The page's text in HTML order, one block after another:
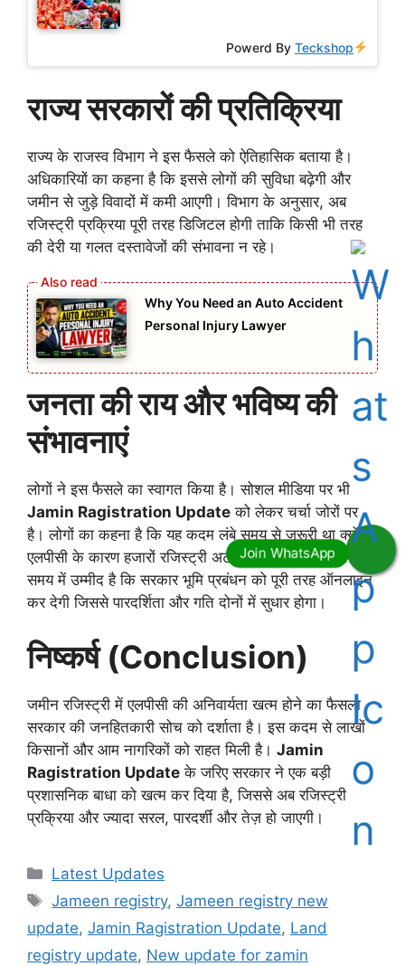
Powerd ByTeckshop
राज्य सरकारों की प्रतिक्रिया
राज्य के राजस्व विभाग ने इस फैसले को ऐतिहासिक बताया है।
अधिकारियों का कहना है कि इससे लोगों की सुविधा बढ़ेगी और
जमीन से जुड़े विवादों में कमी आएगी। विभाग के अनुसार, अब
रजिस्ट्री प्रक्रिया पूरी तरह डिजिटल होगी ताकि किसी भी तरह
की देरी या गलत दस्तावेजों की संभावना न रहे।
Why You Need an Auto Accident
Personal Injury Lawyer
जनता की राय और भविष्य की
संभावनाएं
लोगों ने इस फैसले का स्वागत किया है। सोशल मीडिया पर भी
Jamin Ragistration Update को लेकर चर्चा जोरों पर
है। लोगों का कहना है कि यह कदम लंबे समय से जरूरी था क्योंकि
एलपीसी के कारण हजारों रजिस्ट्री अटकी पड़ी थीं। आने वाले
समय में उम्मीद है कि सरकार भूमि प्रबंधन को पूरी तरह ऑनलाइन
कर देगी जिससे पारदर्शिता और गति दोनों में सुधार होगा।
निष्कर्ष (Conclusion)
जमीन रजिस्ट्री में एलपीसी की अनिवार्यता खत्म होने का फैसला
सरकार की जनहितकारी सोच को दर्शाता है। इस कदम से लाखों
किसानों और आम नागरिकों को राहत मिली है। Jamin
Ragistration Update के जरिए सरकार ने एक बड़ी
प्रशासनिक बाधा को खत्म कर दिया है, जिससे अब रजिस्ट्री
प्रक्रिया और ज्यादा सरल, पारदर्शी और तेज़ हो जाएगी।
Categories
Latest Updates
Tags
Jameen registry,Jameen registry new
update, Jamin Ragistration Update, Land
registry update, New update for zamin